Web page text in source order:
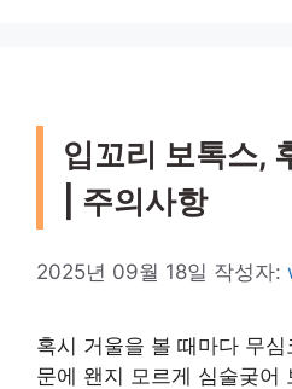
입꼬리 보톡스,
| 주의사항
2025년 09월 18일 작성자:
혹시 거울을 볼 때마다 무
문에 왠지 모르게 심술궂어